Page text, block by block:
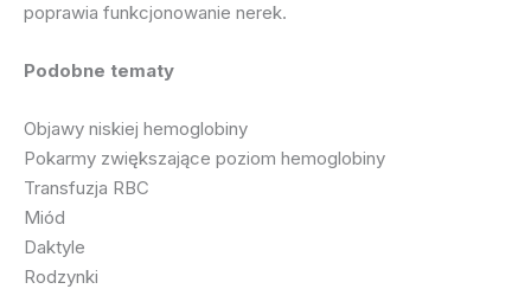
poprawia funkcjonowanie nerek.
Podobne tematy
Objawy niskiej hemoglobiny
Pokarmy zwiększające poziom hemoglobiny
Transfuzja RBC
Miód
Daktyle
Rodzynki